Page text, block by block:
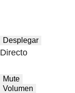
Desplegar
Directo
Mute
Volumen